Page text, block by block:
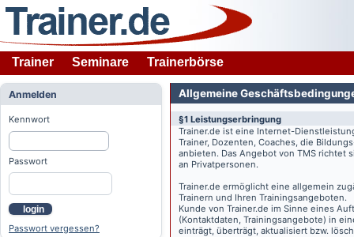
Trainer Seminare Trainerbörse
Anmelden
Kennwort
Passwort
login
Passwort vergessen?
Allgemeine
§1 Leistungserbringung
Trainer.de ist eine Internet-
Trainer, Dozenten, Coaches, die
anbieten. Das Angebot von TMS richtet
an Privatpersonen.
Trainer.de ermöglicht eine allgemein
Trainern und Ihren Trainingsangeboten.
Kunde von Trainer.de im Sinne eines
(Kontaktdaten, Trainingsangebote) in
einträgt, überträgt, aktualisiert bzw.